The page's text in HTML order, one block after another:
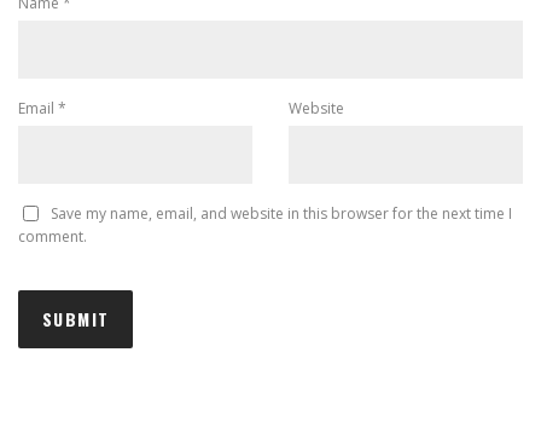
Email * Website
Save my name, email, and website in this browser for the next time I
comment.